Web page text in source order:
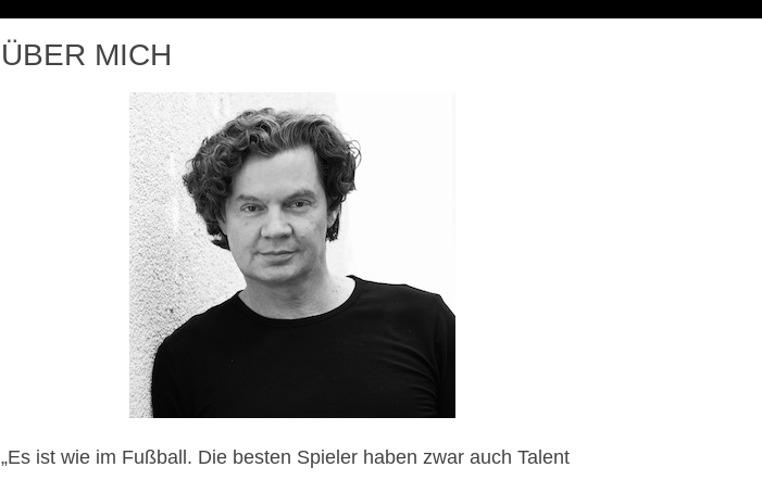
ÜBER MICH
„Es ist wie im Fußball. Die besten Spieler haben zwar auch Talent